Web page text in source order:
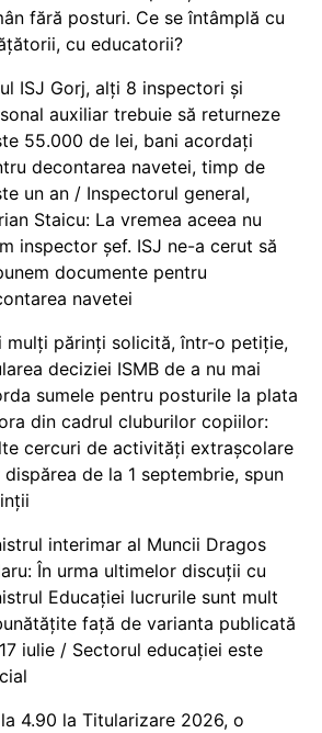
fără posturi. Ce se întâmplă cu
cu educatorii?
ISJ Gorj, alți 8 inspectori și
auxiliar trebuie să returneze
55.000 de lei, bani acordați
decontarea navetei, timp de
un an / Inspectorul general,
Staicu: La vremea aceea nu
inspector șef. ISJ ne-a cerut să
documente pentru
navetei
mulți părinți solicită, într-o petiție,
deciziei ISMB de a nu mai
sumele pentru posturile la plata
din cadrul cluburilor copiilor:
cercuri de activități extrașcolare
de la 1 septembrie, spun
interimar al Muncii Dragos
În urma ultimelor discuții cu
Educației lucrurile sunt mult
față de varianta publicată
iulie / Sectorul educației este
4.90 la Titularizare 2026, o